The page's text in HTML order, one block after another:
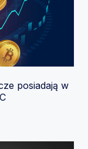
posiadają w